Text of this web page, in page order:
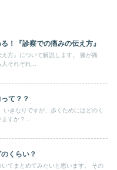
！『診察での痛みの伝え方』
方』について解説します。 膝が痛
それぞれ...
て？？
きなりですが、歩くためにはどのく
すか？...
くらい？
てまとめてみたいと思います。 その